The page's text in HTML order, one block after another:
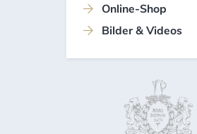
Online-Shop
Bilder & Videos